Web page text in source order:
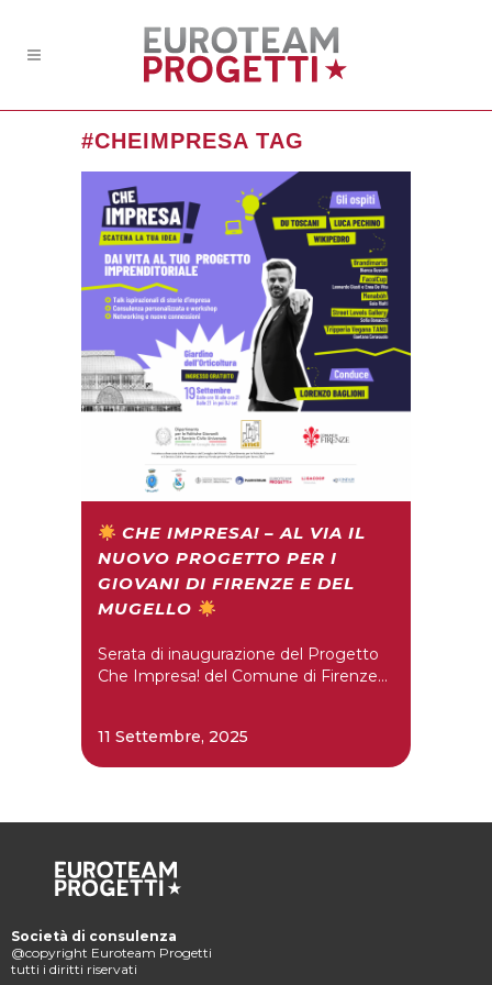
#CHEIMPRESA TAG
CHE IMPRESA! – AL VIA IL
NUOVO PROGETTO PER I
GIOVANI DI FIRENZE E DEL
MUGELLO
Serata di inaugurazione del Progetto
Che Impresa! del Comune di Firenze...
11 Settembre, 2025
Società di consulenza
@copyright Euroteam Progetti
tutti i diritti riservati